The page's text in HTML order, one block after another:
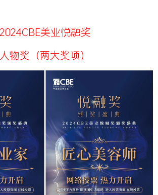
2024CBE美业悦融奖
人物奖（两大奖项）